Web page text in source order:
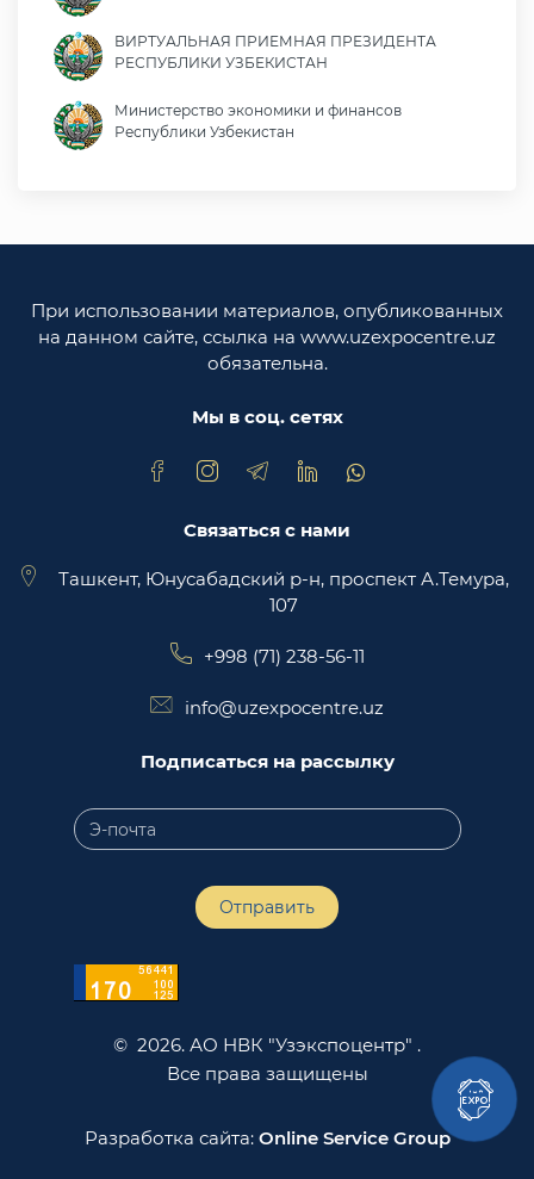
ВИРТУАЛЬНАЯ ПРИЕМНАЯ ПРЕЗИДЕНТА
РЕСПУБЛИКИ УЗБЕКИСТАН
Министерство экономики и финансов
Республики Узбекистан
Законодательная палата Олий Мажлиса
Министерство юстиции Республики
Узбекистан
торговая площадка Trade Uzbekistan
При использовании материалов, опубликованных
на данном сайте, ссылка на www.uzexpocentre.uz
обязательна.
Мы в соц. сетях
Связаться с нами
Ташкент, Юнусабадский р-н, проспект А.Темура,
107
+998 (71) 238-56-11
info@uzexpocentre.uz
Подписаться на рассылку
Отправить
© 2026. АО НВК "Узэкспоцентр" .
Все права защищены
Разработка сайта: Online Service Group